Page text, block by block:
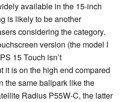
available in the 15-inch
is likely to be another
considering the category.
version (the model I
15 Touch isn’t
it is on the high end compared
the same ballpark like the
Radius P55W-C, the latter